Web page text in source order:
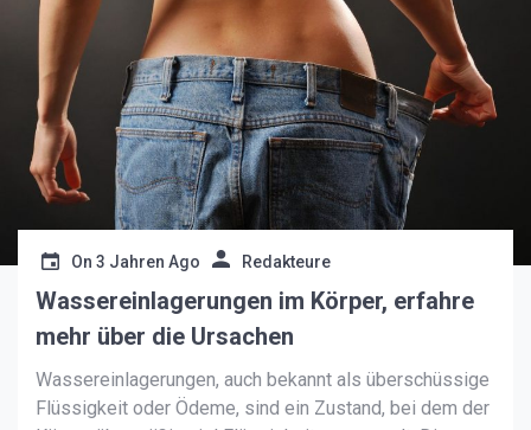
On 3 Jahren Ago Redakteure
Wassereinlagerungen im Körper, erfahre
mehr über die Ursachen
Wassereinlagerungen, auch bekannt als überschüssige
Flüssigkeit oder Ödeme, sind ein Zustand, bei dem der